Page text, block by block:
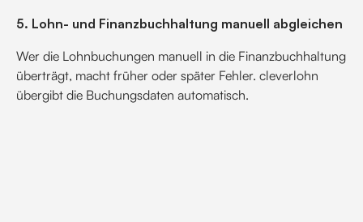
5. Lohn- und Finanzbuchhaltung manuell abgleichen
Wer die Lohnbuchungen manuell in die Finanzbuchhaltung
überträgt, macht früher oder später Fehler. cleverlohn
übergibt die Buchungsdaten automatisch.